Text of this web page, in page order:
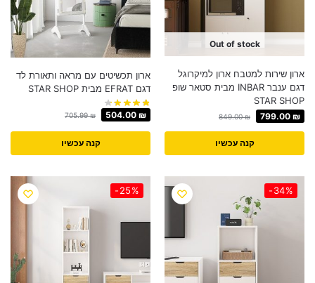
Out of stock
ארון שירות למטבח ארון למיקרוגל
דגם ענבר INBAR מבית סטאר שופ
STAR SHOP
849.00₪ 799.00 ₪
קנה עכשיו
ארון תכשיטים עם מראה ותאורת לד
דגם EFRAT מבית STAR SHOP
705.99₪ 504.00 ₪
קנה עכשיו
-34%
-25%